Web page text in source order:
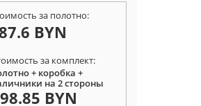
за полотно:
BYN
за комплект:
+ коробка +
на 2 стороны
BYN